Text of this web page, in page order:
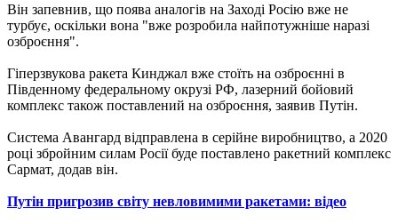
Він запевнив, що поява аналогів на Заході Росію вже не
турбує, оскільки вона "вже розробила найпотужніше наразі
озброєння".
Гіперзвукова ракета Кинджал вже стоїть на озброєнні в
Південному федеральному окрузі РФ, лазерний бойовий
комплекс також поставлений на озброєння, заявив Путін.
Система Авангард відправлена ​​в серійне виробництво, а 2020
році збройним силам Росії буде поставлено ракетний комплекс
Сармат, додав він.
Путін пригрозив світу невловимими ракетами: відео